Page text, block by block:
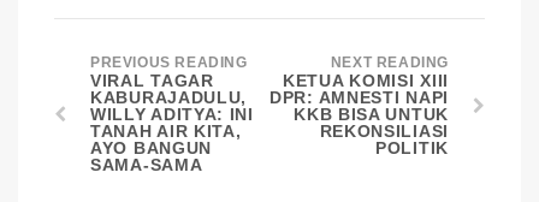
PREVIOUS READING
VIRAL TAGAR
KABURAJADULU,
WILLY ADITYA: INI
TANAH AIR KITA,
AYO BANGUN
SAMA-SAMA
NEXT READING
KETUA KOMISI XIII
DPR: AMNESTI NAPI
KKB BISA UNTUK
REKONSILIASI
POLITIK